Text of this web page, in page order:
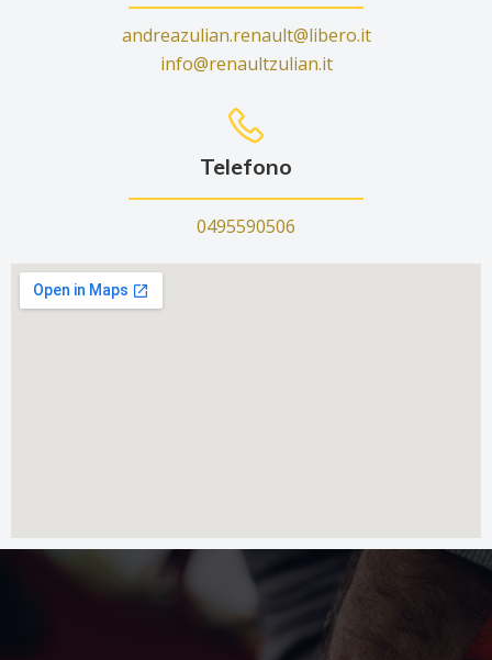
andreazulian.renault@libero.it
info@renaultzulian.it
Telefono
0495590506